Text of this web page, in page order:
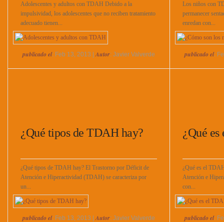
Adolescentes y adultos con TDAH Debido a la
impulsividad, los adolescentes que no reciben tratamiento
adecuado tienen...
publicado el: Feb 13, 2013 |Autor: Javier Valverde
Los niños con
permanecer
enredan con...
publicado el:
¿Qué tipos de TDAH hay?
¿Qué tipos de TDAH hay? El Trastorno por Déficit de
Atención e Hiperactividad (TDAH) se caracteriza por
un...
publicado el: Feb 13, 2013 |Autor: Javier Valverde
¿Qué
¿Qué es el
Atención e
con...
publicado el: